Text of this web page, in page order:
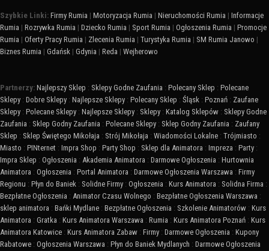
Szybkie Linki: Firmy Rumia | Motoryzacja Rumia | Nieruchomości Rumia | Informacje
Rumia | Rozrywka Rumia | Dziecko Rumia | Sport Rumia | Ogłoszenia Rumia | Promocje
Rumia | Oferty Pracy Rumia | Zlecenia Rumia | Turystyka Rumia | SM Rumia Janowo |
Biznes Rumia | Gdańsk | Gdynia | Reda | Wejherowo
Partnerzy: Najlepszy Sklep : Sklepy Godne Zaufania : Polecany Sklep : Polecane
Sklepy : Dobre Sklepy : Najlepsze Sklepy : Polecany Sklep : Śląsk : Poznań : Zaufane
Sklepy : Polecane Sklepy : Najlepsze Sklepy : Sklepy : Katalog Sklepów : Sklepy Godne
Zaufania : Sklep Godny Zaufania : Polecane Sklepy : Sklep Godny Zaufania : Zaufany
Sklep : Sklep Świętego Mikołaja : Strój Mikołaja : Wiadomości Lokalne : Trójmiasto :
Miasto : PINternet : Impra Shop : Party Shop : Sklep dla Animatora : Impreza : Party :
Impra Sklep : Ogłoszenia : Akademia Animatora : Darmowe Ogłoszenia : Hurtownia
Animatora : Ogłoszenia : Portal Animatora : Darmowe Ogłoszenia Warszawa : Firmy
Regionu : Płyn do Baniek : Solidne Firmy : Ogłoszenia : Kurs Animatora : Solidna Firma :
Bezpłatne Ogłoszenia : Animator Czasu Wolnego : Bezpłatne Ogłoszenia Warszawa :
sklep animatora : Bańki Mydlane : Bezpłatne Ogłoszenia : Szkolenie Animatorów : Kurs
Animatora : Gratka : Kurs Animatora Warszawa : Rumia : Kurs Animatora Poznań : Kurs
Animatora Katowice : Kurs Animatora Zabaw : Firmy : Darmowe Ogłoszenia : Kupony
Rabatowe : Ogłoszenia Warszawa : Płyn do Baniek Mydlanych : Darmowe Ogłoszenia